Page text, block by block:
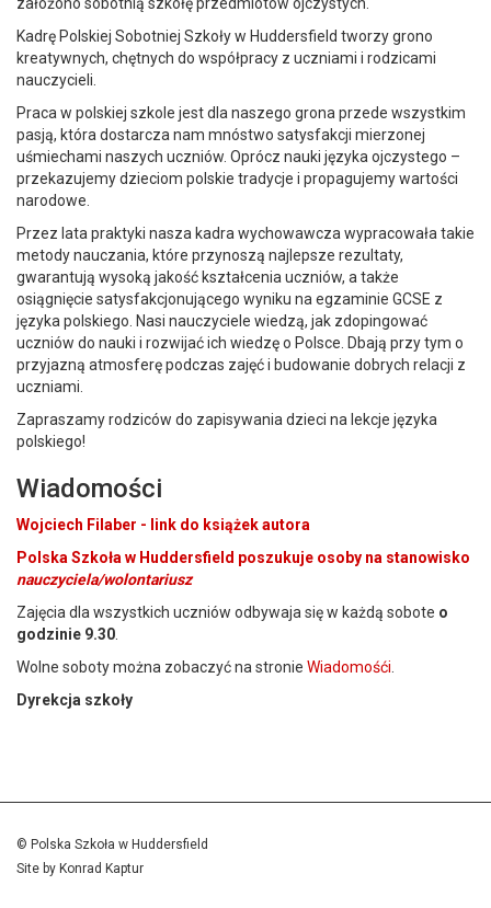
Kadrę Polskiej Sobotniej Szkoły w Huddersfield tworzy grono
kreatywnych, chętnych do współpracy z uczniami i rodzicami
nauczycieli.
Praca w polskiej szkole jest dla naszego grona przede wszystkim
pasją, która dostarcza nam mnóstwo satysfakcji mierzonej
uśmiechami naszych uczniów. Oprócz nauki języka ojczystego –
przekazujemy dzieciom polskie tradycje i propagujemy wartości
narodowe.
Przez lata praktyki nasza kadra wychowawcza wypracowała takie
metody nauczania, które przynoszą najlepsze rezultaty,
gwarantują wysoką jakość kształcenia uczniów, a także
osiągnięcie satysfakcjonującego wyniku na egzaminie GCSE z
języka polskiego. Nasi nauczyciele wiedzą, jak zdopingować
uczniów do nauki i rozwijać ich wiedzę o Polsce. Dbają przy tym o
przyjazną atmosferę podczas zajęć i budowanie dobrych relacji z
uczniami.
Zapraszamy rodziców do zapisywania dzieci na lekcje języka
polskiego!
Wiadomości
Wojciech Filaber - link do książek autora
Polska Szkoła w Huddersfield poszukuje osoby na stanowisko
nauczyciela/wolontariusz
Zajęcia dla wszystkich uczniów odbywaja się w każdą sobote o
godzinie 9.30
Wolne soboty można zobaczyć na stronie Wiadomośći
Dyrekcja szkoły
© Polska Szkoła w Huddersfield
Site by Konrad Kaptur